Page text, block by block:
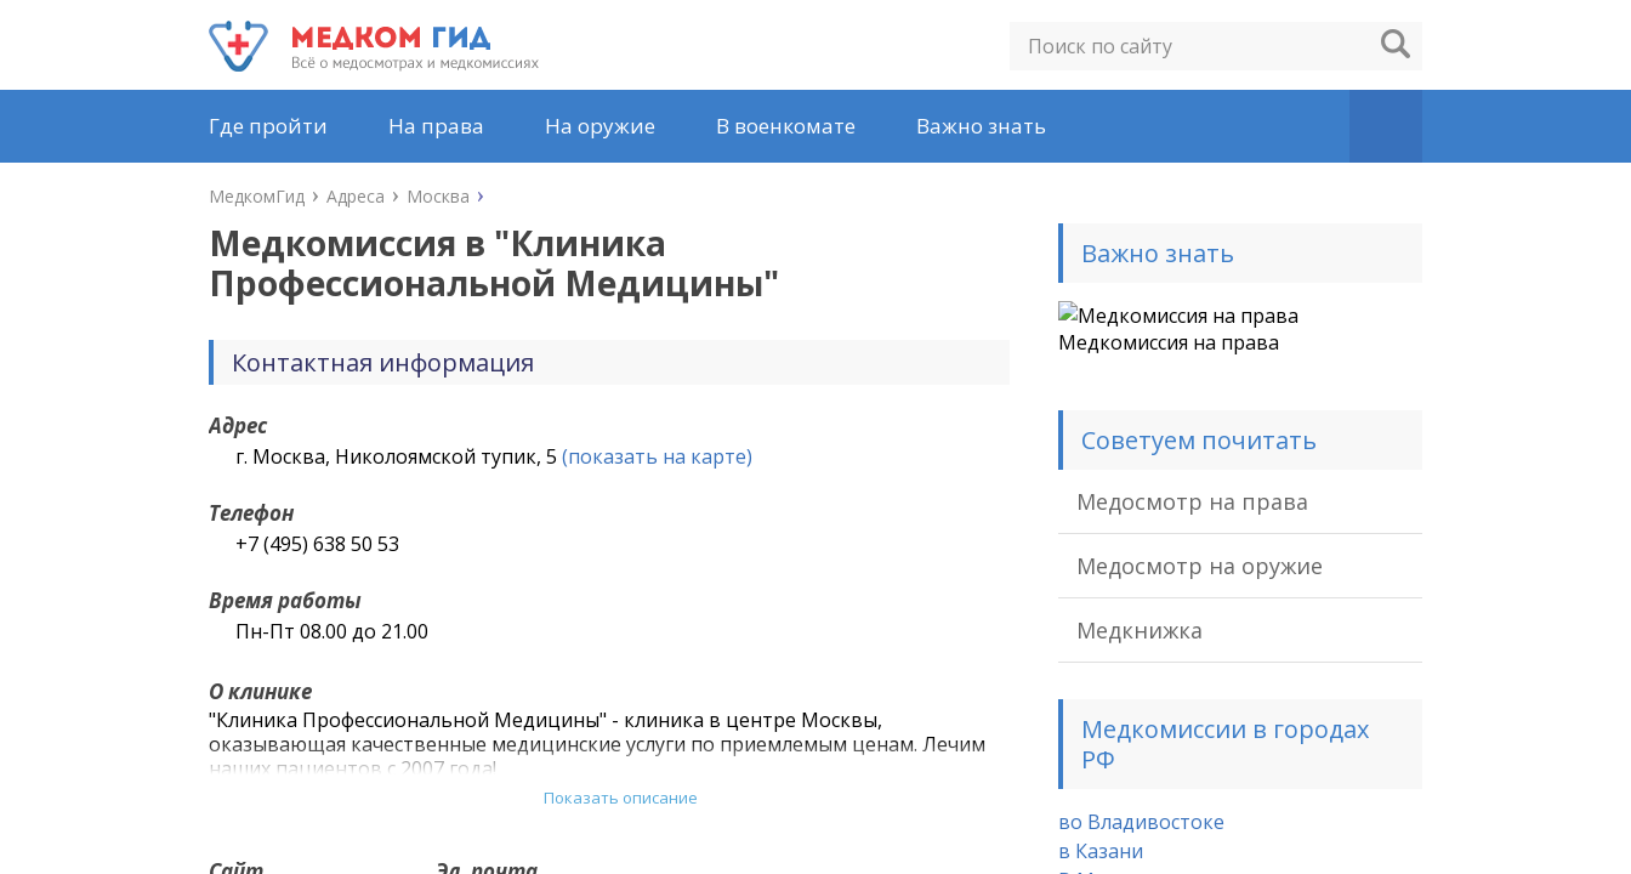
Где пройти На права На оружие В военкомате Важно знать
МедкомГид Адреса Москва
Медкомиссия в "Клиника
Профессиональной Медицины"
Контактная информация
Адрес
г. Москва, Николоямской тупик, 5 (показать на карте)
Телефон
+7 (495) 638 50 53
Время работы
Пн-Пт 08.00 до 21.00
О клинике
"Клиника Профессиональной Медицины" - клиника в центре Москвы,
оказывающая качественные медицинские услуги по приемлемым ценам. Лечим
наших пациентов с 2007 года!
Показать описание
Важно знать
Медкомиссия на права
Советуем почитать
Медосмотр на права
Медосмотр на оружие
Медкнижка
Медкомиссии в городах
РФ
во Владивостоке
в Казани